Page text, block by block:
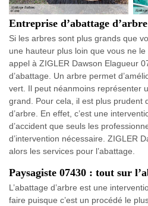
Entreprise d’abattage d’arbre
Si les arbres sont plus grands que
une hauteur plus loin que vous ne
appel à ZIGLER Dawson Elagueur
d’abattage. Un arbre permet
vert. Il peut néanmoins représenter
grand. Pour cela, il est plus prudent
d’arbre. En effet, c’est une
d’accident que seuls les
d’intervention nécessaire. ZIGLER
alors les services pour l’abattage.
Paysagiste 07430 : tout sur
L’abattage d’arbre est une
faire puisque c’est un procédé le